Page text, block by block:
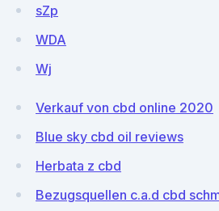
sZp
WDA
Wj
Verkauf von cbd online 2020
Blue sky cbd oil reviews
Herbata z cbd
Bezugsquellen c.a.d cbd